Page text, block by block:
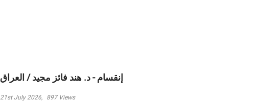
إنقسام - د. هند فائز مجيد / العراق
21st July 2026, 897Views